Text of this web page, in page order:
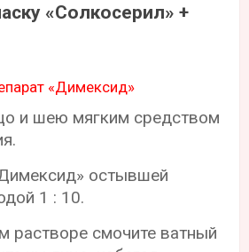
«Солкосерил» +
и шею мягким средством
остывшей
1 : 10.
растворе смочите ватный